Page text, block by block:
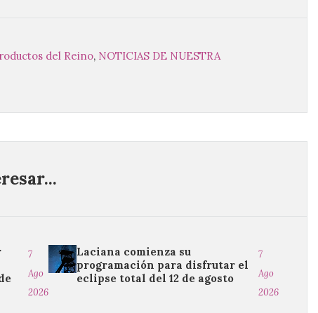
del Reino, NOTICIAS DE NUESTRA
7
Ago
2026
Laciana comienza su
programación para disfrutar el
eclipse total del 12 de agosto
7
Ago
2026